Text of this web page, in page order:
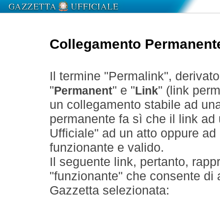
Collegamento
Il termine "Permalink",
" Permanent" e " Link" (link
un collegamento stabile ad
permanente fa sì che il link
Ufficiale" ad un atto oppure
funzionante e valido.
Il seguente link, pertanto,
"funzionante" che consente
Gazzetta selezionata: